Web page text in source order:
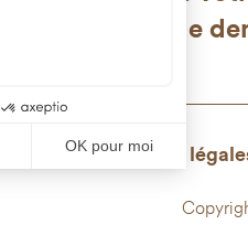
patrimoine de
Mentions